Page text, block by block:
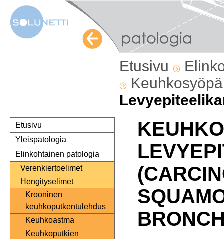
Etusivu
Etusivu
Yleispatologia
Elinkohtainen patologia
Verenkiertoelimet
Hengityselimet
Krooninen
keuhkoputkentulehdus
Keuhkoastma
Keuhkoputkien